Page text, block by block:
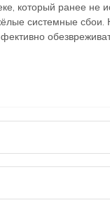
который ранее
системные